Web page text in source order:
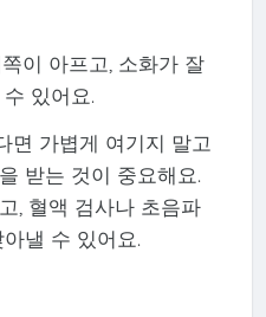
이 아프고, 소화가 잘
있어요.
면 가볍게 여기지 말고
받는 것이 중요해요.
, 혈액 검사나 초음파
낼 수 있어요.